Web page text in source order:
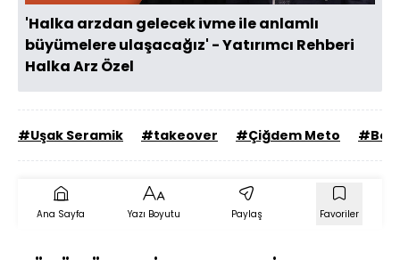
'Halka arzdan gelecek ivme ile anlamlı
büyümelere ulaşacağız' - Yatırımcı Rehberi
Halka Arz Özel
#Uşak Seramik #takeover #Çiğdem Meto
Ana Sayfa Yazı Boyutu Paylaş Favoriler